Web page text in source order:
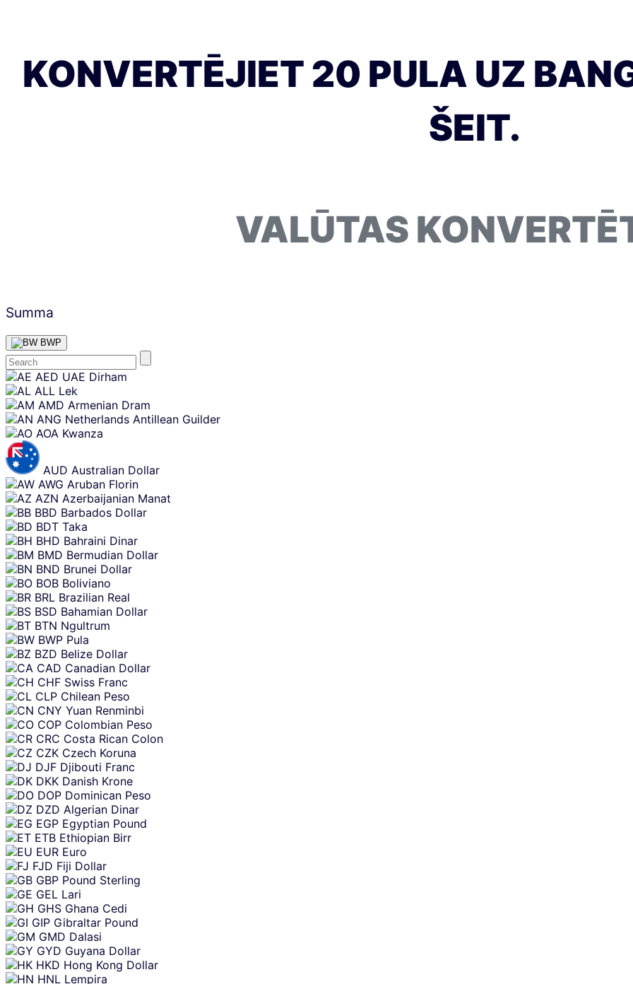
KONVERTĒJIET 20 PULA UZ
ŠEIT.
VALŪTAS
Summa
BWP
Skip
content
AED UAE Dirham
ALL Lek
AMD Armenian Dram
ANG Netherlands Antillean Guilder
AOA Kwanza
AUD Australian Dollar
AWG Aruban Florin
AZN Azerbaijanian Manat
BBD Barbados Dollar
BDT Taka
BHD Bahraini Dinar
BMD Bermudian Dollar
BND Brunei Dollar
BOB Boliviano
BRL Brazilian Real
BSD Bahamian Dollar
BTN Ngultrum
BWP Pula
BZD Belize Dollar
CAD Canadian Dollar
CHF Swiss Franc
CLP Chilean Peso
CNY Yuan Renminbi
COP Colombian Peso
CRC Costa Rican Colon
CZK Czech Koruna
DJF Djibouti Franc
DKK Danish Krone
DOP Dominican Peso
DZD Algerian Dinar
EGP Egyptian Pound
ETB Ethiopian Birr
EUR Euro
FJD Fiji Dollar
GBP Pound Sterling
GEL Lari
GHS Ghana Cedi
GIP Gibraltar Pound
GMD Dalasi
GYD Guyana Dollar
HKD Hong Kong Dollar
HNL Lempira